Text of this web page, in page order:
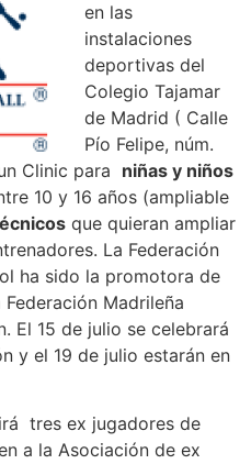
en las
instalaciones
deportivas del
Colegio Tajamar
de Madrid ( Calle
Pío Felipe, núm.
Clinic para niñas y niños
10 y 16 años (ampliable
que quieran ampliar
La Federación
ha sido la promotora de
Madrileña
El 15 de julio se celebrará
y el 19 de julio estarán en
tres ex jugadores de
a la Asociación de ex